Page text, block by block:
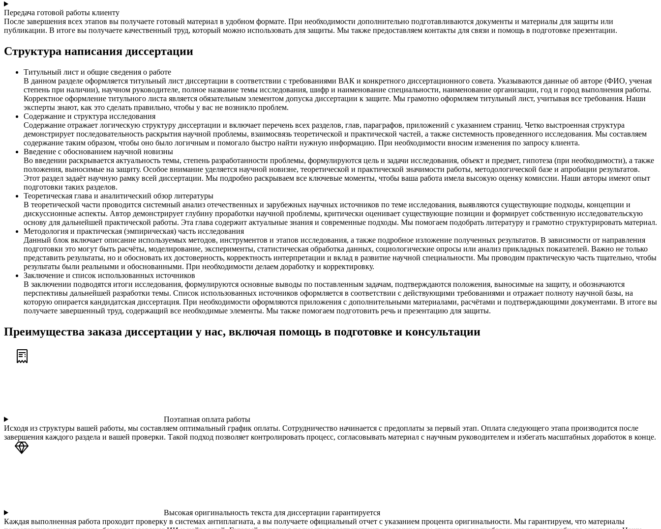
Передача готовой работы клиенту
После завершения всех этапов вы получаете готовый материал в удобном формате. При необходимости дополнительно подготавливаются документы и материалы для защиты или
публикации. В итоге вы получаете качественный труд, который можно использовать для защиты. Мы также предоставляем контакты для связи и помощь в подготовке презентации.
Структура написания диссертации
Титульный лист и общие сведения о работе
В данном разделе оформляется титульный лист диссертации в соответствии с требованиями ВАК и конкретного диссертационного совета. Указываются данные об авторе (ФИО, ученая
степень при наличии), научном руководителе, полное название темы исследования, шифр и наименование специальности, наименование организации, год и город выполнения работы.
Корректное оформление титульного листа является обязательным элементом допуска диссертации к защите. Мы грамотно оформляем титульный лист, учитывая все требования. Наши
эксперты знают, как это сделать правильно, чтобы у вас не возникло проблем.
Содержание и структура исследования
Содержание отражает логическую структуру диссертации и включает перечень всех разделов, глав, параграфов, приложений с указанием страниц. Четко выстроенная структура
демонстрирует последовательность раскрытия научной проблемы, взаимосвязь теоретической и практической частей, а также системность проведенного исследования. Мы составляем
содержание таким образом, чтобы оно было логичным и помогало быстро найти нужную информацию. При необходимости вносим изменения по запросу клиента.
Введение с обоснованием научной новизны
Во введении раскрывается актуальность темы, степень разработанности проблемы, формулируются цель и задачи исследования, объект и предмет, гипотеза (при необходимости), а также
положения, выносимые на защиту. Особое внимание уделяется научной новизне, теоретической и практической значимости работы, методологической базе и апробации результатов.
Этот раздел задаёт научную рамку всей диссертации. Мы подробно раскрываем все ключевые моменты, чтобы ваша работа имела высокую оценку комиссии. Наши авторы имеют опыт
подготовки таких разделов.
Теоретическая глава и аналитический обзор литературы
В теоретической части проводится системный анализ отечественных и зарубежных научных источников по теме исследования, выявляются существующие подходы, концепции и
дискуссионные аспекты. Автор демонстрирует глубину проработки научной проблемы, критически оценивает существующие позиции и формирует собственную исследовательскую
основу для дальнейшей практической работы. Эта глава содержит актуальные знания и современные подходы. Мы помогаем подобрать литературу и грамотно структурировать материал.
Методология и практическая (эмпирическая) часть исследования
Данный блок включает описание используемых методов, инструментов и этапов исследования, а также подробное изложение полученных результатов. В зависимости от направления
подготовки это могут быть расчёты, моделирование, эксперименты, статистическая обработка данных, социологические опросы или анализ прикладных показателей. Важно не только
представить результаты, но и обосновать их достоверность, корректность интерпретации и вклад в развитие научной специальности. Мы проводим практическую часть тщательно, чтобы
результаты были реальными и обоснованными. При необходимости делаем доработку и корректировку.
Заключение и список использованных источников
В заключении подводятся итоги исследования, формулируются основные выводы по поставленным задачам, подтверждаются положения, выносимые на защиту, и обозначаются
перспективы дальнейшей разработки темы. Список использованных источников оформляется в соответствии с действующими требованиями и отражает полноту научной базы, на
которую опирается кандидатская диссертация. При необходимости оформляются приложения с дополнительными материалами, расчётами и подтверждающими документами. В итоге вы
получаете завершенный труд, содержащий все необходимые элементы. Мы также помогаем подготовить речь и презентацию для защиты.
Преимущества заказа диссертации у нас, включая помощь в подготовке и консультации
Поэтапная оплата работы
Исходя из структуры вашей работы, мы составляем оптимальный график оплаты. Сотрудничество начинается с предоплаты за первый этап. Оплата следующего этапа производится после
завершения каждого раздела и вашей проверки. Такой подход позволяет контролировать процесс, согласовывать материал с научным руководителем и избегать масштабных доработок в конце.
Высокая оригинальность текста для диссертации гарантируется
Каждая выполненная работа проходит проверку в системах антиплагиата, а вы получаете официальный отчет с указанием процента оригинальности. Мы гарантируем, что материалы